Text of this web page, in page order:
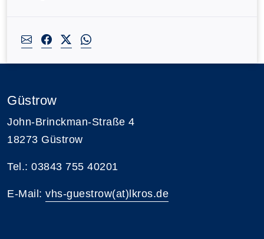
Güstrow
John-Brinckman-Straße 4
18273 Güstrow
Tel.: 03843 755 40201
E-Mail: vhs-guestrow(at)lkros.de